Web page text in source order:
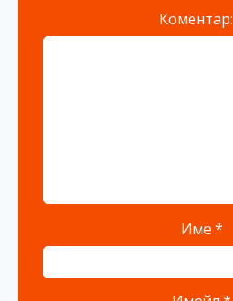
Коментар:
Име *